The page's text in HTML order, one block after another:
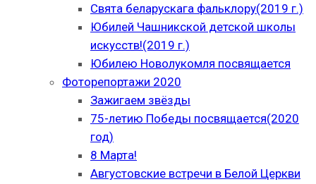
Свята беларускага фальклору(2019 г.)
Юбилей Чашникской детской школы
искусств!(2019 г.)
Юбилею Новолукомля посвящается
Фоторепортажи 2020
Зажигаем звёзды
75-летию Победы посвящается(2020
год)
8 Марта!
Августовские встречи в Белой Церкви